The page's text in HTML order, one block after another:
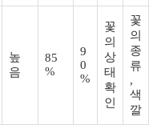
높
음
85
%
9
0
%
꽃
의
상
태
확
인
꽃
의
종
류
,
색
깔